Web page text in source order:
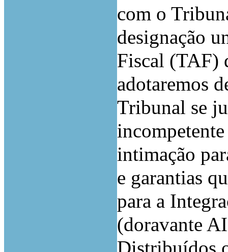
com o
designação
Fiscal (TAF)
adotaremos
Tribunal se
intimação
e garantias
para a
(doravante